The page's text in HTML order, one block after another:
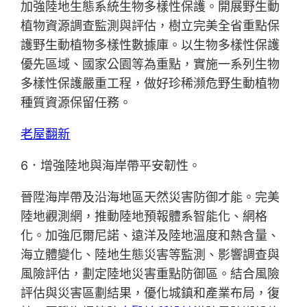
加強陸地生態系統生物多樣性保護。開展野生動
植物資源調查監測與評估，樹立完美全省重點保
護野生動植物多樣性數據庫。以生物多樣性保護
優先區域、國家公園等為重點，實施一系列生物
多樣性保護嚴重工程，做好珍稀瀕危野生動植物
種質資源保留任務。
老屋翻新
6．增強陸地與海岸帶平安韌性。
晉陞海岸帶及沿海地區天然災害防御才能。完美
陸地觀測網，推動陸地預報體系智能化、網格
化。加強厄爾尼諾、遠洋及陸地溫度和熱含量、
海立體變化、陸地生態災害等監測、影響調查與
風險評估，劃定陸地災害重點防御區。結合風險
評估與災害區劃結果，優化城鎮和產業布局，復